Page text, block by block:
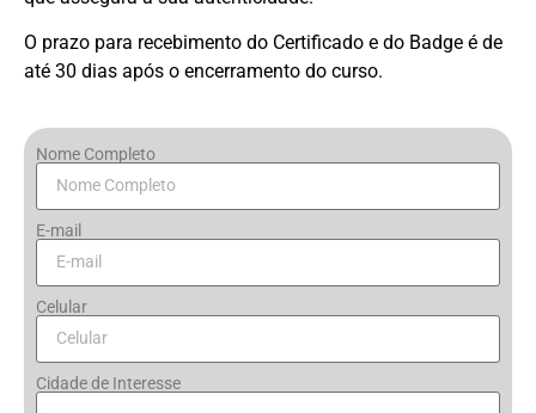
O prazo para recebimento do Certificado e do Badge é de
até 30 dias após o encerramento do curso.
Nome Completo
E-mail
Celular
Cidade de Interesse